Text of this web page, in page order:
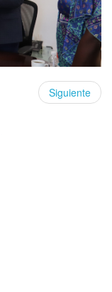
Siguiente